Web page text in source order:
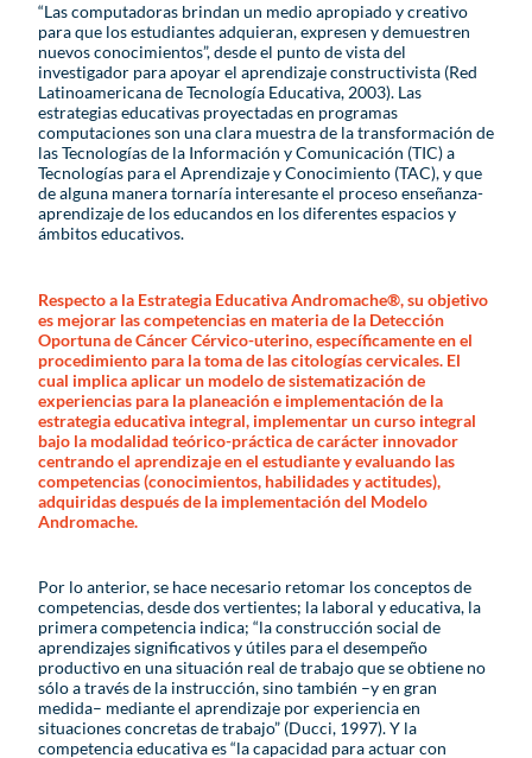
“Las computadoras brindan un medio apropiado y creativo
para que los estudiantes adquieran, expresen y demuestren
nuevos conocimientos”, desde el punto de vista del
investigador para apoyar el aprendizaje constructivista (Red
Latinoamericana de Tecnología Educativa, 2003). Las
estrategias educativas proyectadas en programas
computaciones son una clara muestra de la transformación de
las Tecnologías de la Información y Comunicación (TIC) a
Tecnologías para el Aprendizaje y Conocimiento (TAC), y que
de alguna manera tornaría interesante el proceso enseñanza-
aprendizaje de los educandos en los diferentes espacios y
ámbitos educativos.
Respecto a la Estrategia Educativa Andromache®, su objetivo
es mejorar las competencias en materia de la Detección
Oportuna de Cáncer Cérvico-uterino, específicamente en el
procedimiento para la toma de las citologías cervicales. El
cual implica aplicar un modelo de sistematización de
experiencias para la planeación e implementación de la
estrategia educativa integral, implementar un curso integral
bajo la modalidad teórico-práctica de carácter innovador
centrando el aprendizaje en el estudiante y evaluando las
competencias (conocimientos, habilidades y actitudes),
adquiridas después de la implementación del Modelo
Andromache.
Por lo anterior, se hace necesario retomar los conceptos de
competencias, desde dos vertientes; la laboral y educativa, la
primera competencia indica; “la construcción social de
aprendizajes significativos y útiles para el desempeño
productivo en una situación real de trabajo que se obtiene no
sólo a través de la instrucción, sino también –y en gran
medida– mediante el aprendizaje por experiencia en
situaciones concretas de trabajo” (Ducci, 1997). Y la
competencia educativa es “la capacidad para actuar con